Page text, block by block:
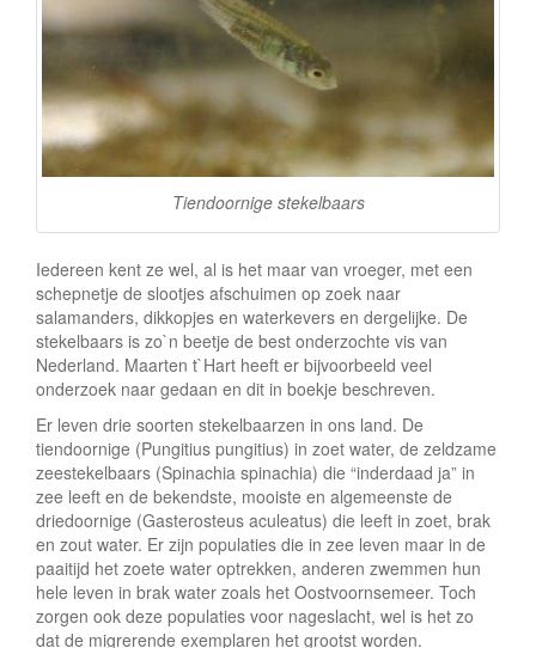
Tiendoornige stekelbaars
Iedereen kent ze wel, al is het maar van vroeger, met een
schepnetje de slootjes afschuimen op zoek naar
salamanders, dikkopjes en waterkevers en dergelijke. De
stekelbaars is zo`n beetje de best onderzochte vis van
Nederland. Maarten t`Hart heeft er bijvoorbeeld veel
onderzoek naar gedaan en dit in boekje beschreven.
Er leven drie soorten stekelbaarzen in ons land. De
tiendoornige (Pungitius pungitius) in zoet water, de zeldzame
zeestekelbaars (Spinachia spinachia) die “inderdaad ja” in
zee leeft en de bekendste, mooiste en algemeenste de
driedoornige (Gasterosteus aculeatus) die leeft in zoet, brak
en zout water. Er zijn populaties die in zee leven maar in de
paaitijd het zoete water optrekken, anderen zwemmen hun
hele leven in brak water zoals het Oostvoornsemeer. Toch
zorgen ook deze populaties voor nageslacht, wel is het zo
dat de migrerende exemplaren het grootst worden.